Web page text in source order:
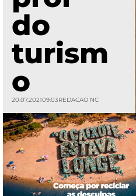
do
turism
o
20.07.202109:03REDACAO NC